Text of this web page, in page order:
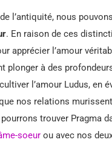
l’antiquité, nous
. En raison de ces
apprécier l’amour
plonger à des
l’amour Ludus, en
nos relations
trouver Pragma
soeur ou avec nos